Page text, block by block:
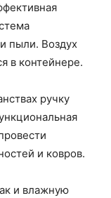
пыли. Воздух
в контейнере.
ручку
и ковров.
и влажную